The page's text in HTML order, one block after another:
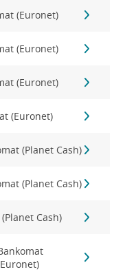
(Euronet)
(Euronet)
(Euronet)
(Euronet)
(Planet Cash)
(Planet Cash)
Cash)